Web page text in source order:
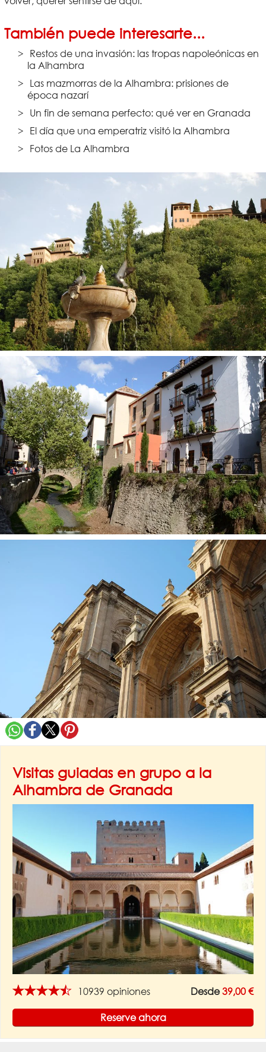
También puede interesarte...
Restos de una invasión: las tropas napoleónicas en
la Alhambra
Las mazmorras de la Alhambra: prisiones de
época nazarí
Un fin de semana perfecto: qué ver en Granada
El día que una emperatriz visitó la Alhambra
Fotos de La Alhambra
Visitas guiadas en grupo a la
Alhambra de Granada
★★★★★ 10939 opiniones Desde39,00 €
Reserve ahora